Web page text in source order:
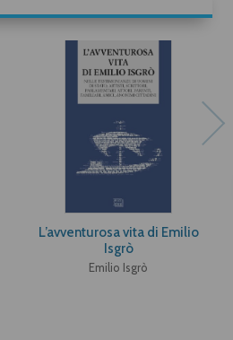
L’avventurosa vita di Emilio
Isgrò
Emilio Isgrò